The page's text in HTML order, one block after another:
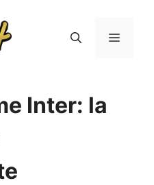
Menu
Inter: la